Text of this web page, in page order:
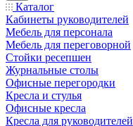
Каталог
Кабинеты руководителей
Мебель для персонала
Мебель для переговорной
Стойки ресепшен
Журнальные столы
Офисные перегородки
Кресла и стулья
Офисные кресла
Кресла для руководителей